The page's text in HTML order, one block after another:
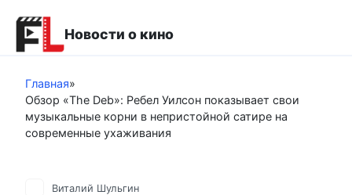
контенту
Новости о кино
Главная»
Обзор «The Deb»: Ребел Уилсон показывает свои
музыкальные корни в непристойной сатире на
современные ухаживания
Виталий Шульгин